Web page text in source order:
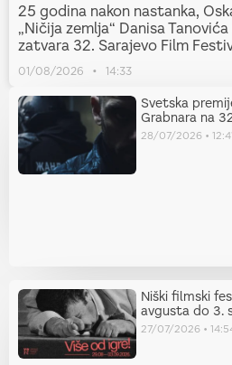
25 godina nakon nastanka,
„Ničija zemlja“ Danisa
zatvara 32. Sarajevo Film
01/08/2026 14:33
Svetska
Grabnara na
28/07/2026
Niški filmski
avgusta do 3.
27/07/2026